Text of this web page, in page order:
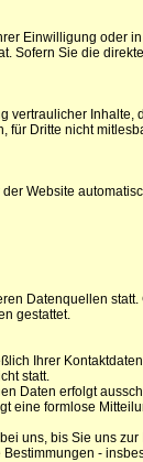
Einwilligung
Sofern Sie die
vertraulicher
Dritte nicht
Website
Datenquellen
gestattet.
Ihrer
statt.
Daten erfolgt
eine formlose
uns, bis Sie uns
-